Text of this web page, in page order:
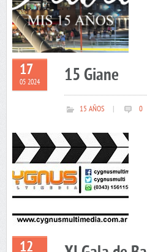
17
05 2024 15 Giane
15 AÑOS 0
12